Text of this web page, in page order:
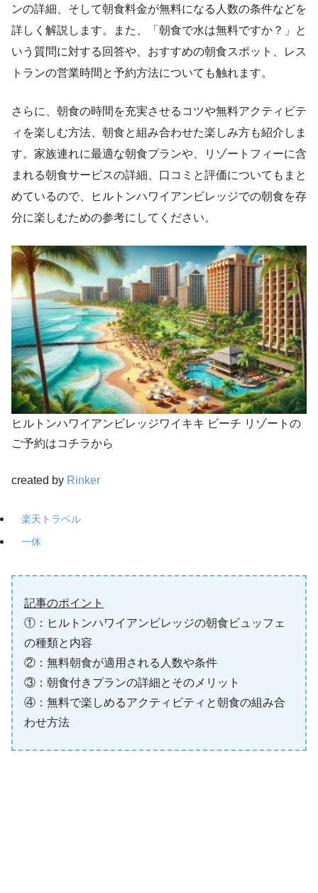
ンの詳細、そして朝食料金が無料になる人数の条件などを
詳しく解説します。また、「朝食で水は無料ですか？」と
いう質問に対する回答や、おすすめの朝食スポット、レス
トランの営業時間と予約方法についても触れます。
さらに、朝食の時間を充実させるコツや無料アクティビテ
ィを楽しむ方法、朝食と組み合わせた楽しみ方も紹介しま
す。家族連れに最適な朝食プランや、リゾートフィーに含
まれる朝食サービスの詳細、口コミと評価についてもまと
めているので、ヒルトンハワイアンビレッジでの朝食を存
分に楽しむための参考にしてください。
ヒルトンハワイアンビレッジワイキキ ビーチ リゾートの
ご予約はコチラから
created by Rinker
楽天トラベル
一休
記事のポイント
①：ヒルトンハワイアンビレッジの朝食ビュッフェ
の種類と内容
②：無料朝食が適用される人数や条件
③：朝食付きプランの詳細とそのメリット
④：無料で楽しめるアクティビティと朝食の組み合
わせ方法